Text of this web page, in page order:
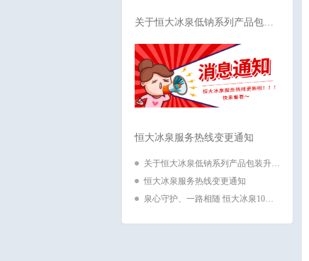
关于恒大冰泉低钠系列产品包…
恒大冰泉服务热线变更通知
关于恒大冰泉低钠系列产品包装升…
恒大冰泉服务热线变更通知
泉心守护、一路相随 恒大冰泉10…